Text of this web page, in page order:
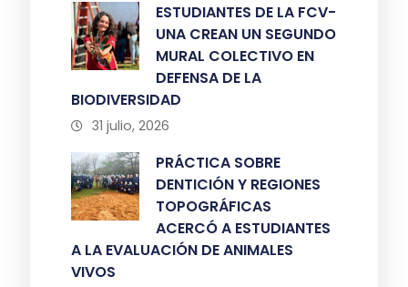
ESTUDIANTES DE LA FCV-
UNA CREAN UN SEGUNDO
MURAL COLECTIVO EN
DEFENSA DE LA
BIODIVERSIDAD
31 julio, 2026
PRÁCTICA SOBRE
DENTICIÓN Y REGIONES
TOPOGRÁFICAS
ACERCÓ A ESTUDIANTES
A LA EVALUACIÓN DE ANIMALES
VIVOS